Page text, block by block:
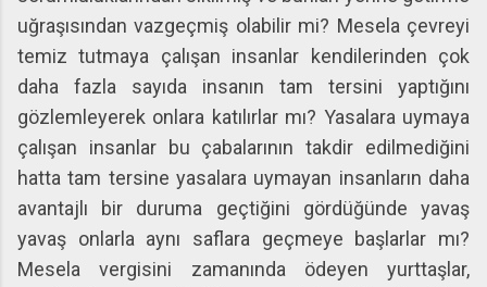
uğraşısından vazgeçmiş olabilir mi? Mesela çevreyi
temiz tutmaya çalışan insanlar kendilerinden çok
daha fazla sayıda insanın tam tersini yaptığını
gözlemleyerek onlara katılırlar mı? Yasalara uymaya
çalışan insanlar bu çabalarının takdir edilmediğini
hatta tam tersine yasalara uymayan insanların daha
avantajlı bir duruma geçtiğini gördüğünde yavaş
yavaş onlarla aynı saflara geçmeye başlarlar mı?
Mesela vergisini zamanında ödeyen yurttaşlar,